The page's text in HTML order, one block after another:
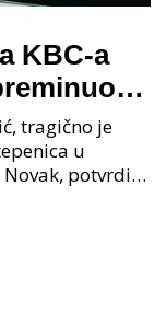
KBC-a
na
tragično je
u
potvrdio